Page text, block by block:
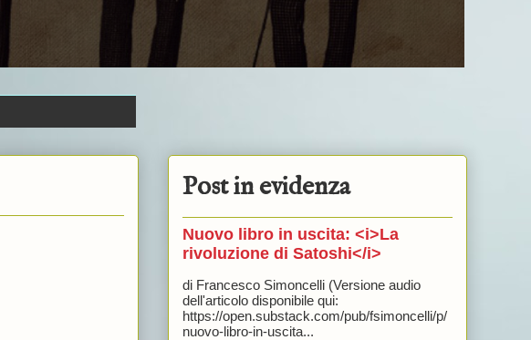
Post in evidenza
Nuovo libro in uscita: <i>La
rivoluzione di Satoshi</i>
di Francesco Simoncelli (Versione audio
dell'articolo disponibile qui:
https://open.substack.com/pub/fsimoncelli/p/
nuovo-libro-in-uscita...